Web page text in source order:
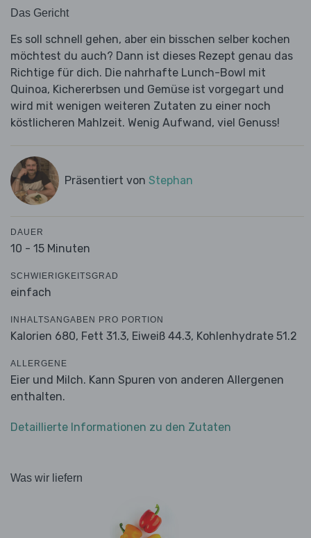
Das Gericht
Es soll schnell gehen, aber ein bisschen selber kochen
möchtest du auch? Dann ist dieses Rezept genau das
Richtige für dich. Die nahrhafte Lunch-Bowl mit
Quinoa, Kichererbsen und Gemüse ist vorgegart und
wird mit wenigen weiteren Zutaten zu einer noch
köstlicheren Mahlzeit. Wenig Aufwand, viel Genuss!
Präsentiert von Stephan
DAUER
10 - 15 Minuten
SCHWIERIGKEITSGRAD
einfach
INHALTSANGABEN PRO PORTION
Kalorien 680, Fett 31.3, Eiweiß 44.3, Kohlenhydrate 51.2
ALLERGENE
Eier und Milch. Kann Spuren von anderen Allergenen
enthalten.
Detaillierte Informationen zu den Zutaten
Was wir liefern